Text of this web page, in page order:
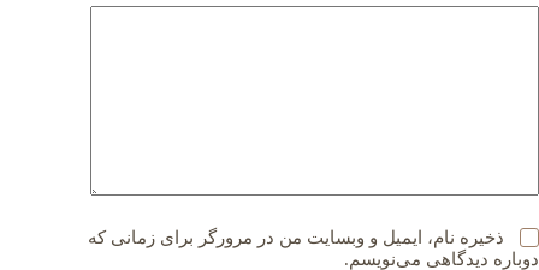
ذخیره نام، ایمیل و وبسایت من در مرورگر برای زمانی که
دوباره دیدگاهی می‌نویسم.